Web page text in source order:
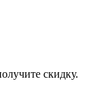
скидку.